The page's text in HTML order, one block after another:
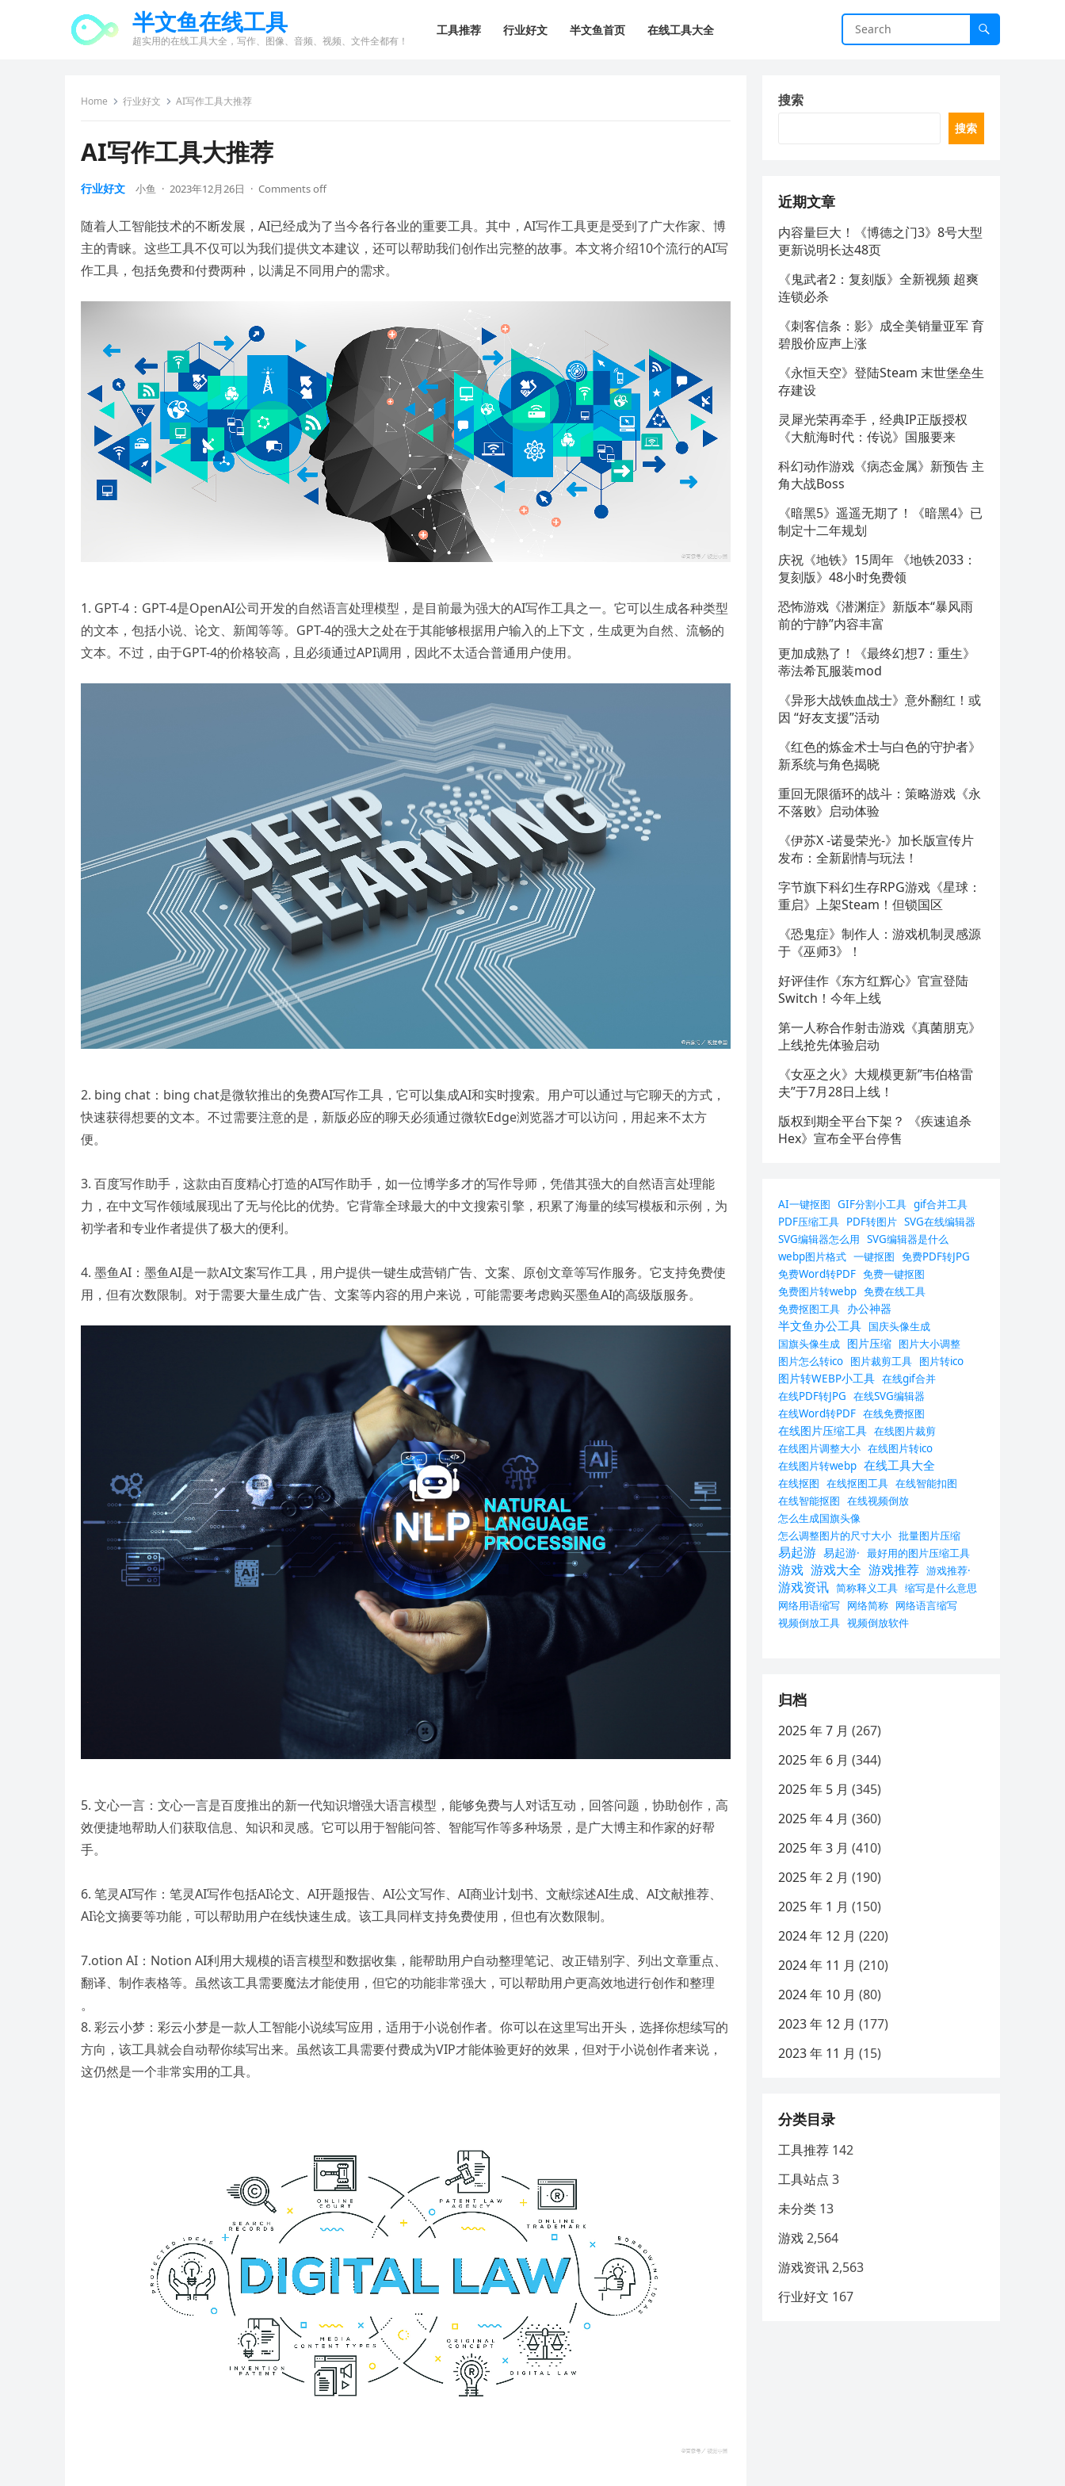
半文鱼在线工具
超实用的在线工具大全，写作、图像、音频、视频、文件全都有！
工具推荐 行业好文 半文鱼首页 在线工具大全
Home 行业好文 AI写作工具大推荐
AI写作工具大推荐
行业好文 小鱼 · 2023年12月26日 · Comments off
随着人工智能技术的不断发展，AI已经成为了当今各行各业的重要工具。其中，AI写作工具更是受到了广大作家、博
主的青睐。这些工具不仅可以为我们提供文本建议，还可以帮助我们创作出完整的故事。本文将介绍10个流行的AI写
作工具，包括免费和付费两种，以满足不同用户的需求。
1. GPT-4：GPT-4是OpenAI公司开发的自然语言处理模型，是目前最为强大的AI写作工具之一。它可以生成各种类型
的文本，包括小说、论文、新闻等等。GPT-4的强大之处在于其能够根据用户输入的上下文，生成更为自然、流畅的
文本。不过，由于GPT-4的价格较高，且必须通过API调用，因此不太适合普通用户使用。
2. bing chat：bing chat是微软推出的免费AI写作工具，它可以集成AI和实时搜索。用户可以通过与它聊天的方式，
快速获得想要的文本。不过需要注意的是，新版必应的聊天必须通过微软Edge浏览器才可以访问，用起来不太方
便。
3. 百度写作助手，这款由百度精心打造的AI写作助手，如一位博学多才的写作导师，凭借其强大的自然语言处理能
力，在中文写作领域展现出了无与伦比的优势。它背靠全球最大的中文搜索引擎，积累了海量的续写模板和示例，为
初学者和专业作者提供了极大的便利。
4. 墨鱼AI：墨鱼AI是一款AI文案写作工具，用户提供一键生成营销广告、文案、原创文章等写作服务。它支持免费使
用，但有次数限制。对于需要大量生成广告、文案等内容的用户来说，可能需要考虑购买墨鱼AI的高级版服务。
5. 文心一言：文心一言是百度推出的新一代知识增强大语言模型，能够免费与人对话互动，回答问题，协助创作，高
效便捷地帮助人们获取信息、知识和灵感。它可以用于智能问答、智能写作等多种场景，是广大博主和作家的好帮
手。
6. 笔灵AI写作：笔灵AI写作包括AI论文、AI开题报告、AI公文写作、AI商业计划书、文献综述AI生成、AI文献推荐、
AI论文摘要等功能，可以帮助用户在线快速生成。该工具同样支持免费使用，但也有次数限制。
7.otion AI：Notion AI利用大规模的语言模型和数据收集，能帮助用户自动整理笔记、改正错别字、列出文章重点、
翻译、制作表格等。虽然该工具需要魔法才能使用，但它的功能非常强大，可以帮助用户更高效地进行创作和整理
。
8. 彩云小梦：彩云小梦是一款人工智能小说续写应用，适用于小说创作者。你可以在这里写出开头，选择你想续写的
方向，该工具就会自动帮你续写出来。虽然该工具需要付费成为VIP才能体验更好的效果，但对于小说创作者来说，
这仍然是一个非常实用的工具。
搜索
搜索
近期文章
内容量巨大！《博德之门3》8号大型
更新说明长达48页
《鬼武者2：复刻版》全新视频 超爽
连锁必杀
《刺客信条：影》成全美销量亚军 育
碧股价应声上涨
《永恒天空》登陆Steam 末世堡垒生
存建设
灵犀光荣再牵手，经典IP正版授权
《大航海时代：传说》国服要来
科幻动作游戏《病态金属》新预告 主
角大战Boss
《暗黑5》遥遥无期了！《暗黑4》已
制定十二年规划
庆祝《地铁》15周年 《地铁2033：
复刻版》48小时免费领
恐怖游戏《潜渊症》新版本“暴风雨
前的宁静”内容丰富
更加成熟了！《最终幻想7：重生》
蒂法希瓦服装mod
《异形大战铁血战士》意外翻红！或
因 “好友支援”活动
《红色的炼金术士与白色的守护者》
新系统与角色揭晓
重回无限循环的战斗：策略游戏《永
不落败》启动体验
《伊苏X -诺曼荣光-》加长版宣传片
发布：全新剧情与玩法！
字节旗下科幻生存RPG游戏《星球：
重启》上架Steam！但锁国区
《恐鬼症》制作人：游戏机制灵感源
于《巫师3》！
好评佳作《东方红辉心》官宣登陆
Switch！今年上线
第一人称合作射击游戏《真菌朋克》
上线抢先体验启动
《女巫之火》大规模更新”韦伯格雷
夫”于7月28日上线！
版权到期全平台下架？ 《疾速追杀
Hex》宣布全平台停售
AI一键抠图 GIF分割小工具 gif合并工具
PDF压缩工具 PDF转图片 SVG在线编辑器
SVG编辑器怎么用 SVG编辑器是什么
webp图片格式 一键抠图 免费PDF转JPG
免费Word转PDF 免费一键抠图
免费图片转webp 免费在线工具
免费抠图工具 办公神器
半文鱼办公工具 国庆头像生成
国旗头像生成 图片压缩 图片大小调整
图片怎么转ico 图片裁剪工具 图片转ico
图片转WEBP小工具 在线gif合并
在线PDF转JPG 在线SVG编辑器
在线Word转PDF 在线免费抠图
在线图片压缩工具 在线图片裁剪
在线图片调整大小 在线图片转ico
在线图片转webp 在线工具大全
在线抠图 在线抠图工具 在线智能扣图
在线智能抠图 在线视频倒放
怎么生成国旗头像
怎么调整图片的尺寸大小 批量图片压缩
易起游 易起游· 最好用的图片压缩工具
游戏 游戏大全 游戏推荐 游戏推荐·
游戏资讯 简称释义工具 缩写是什么意思
网络用语缩写 网络简称 网络语言缩写
视频倒放工具 视频倒放软件
归档
2025 年 7 月 (267)
2025 年 6 月 (344)
2025 年 5 月 (345)
2025 年 4 月 (360)
2025 年 3 月 (410)
2025 年 2 月 (190)
2025 年 1 月 (150)
2024 年 12 月 (220)
2024 年 11 月 (210)
2024 年 10 月 (80)
2023 年 12 月 (177)
2023 年 11 月 (15)
分类目录
工具推荐 142
工具站点 3
未分类 13
游戏2,564
游戏资讯2,563
行业好文 167